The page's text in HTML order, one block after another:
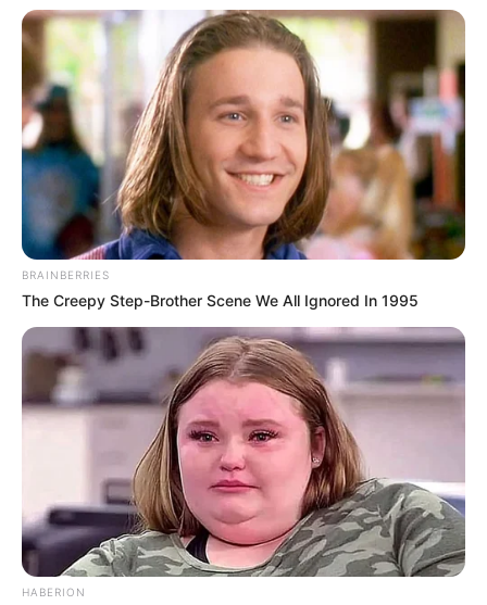
FAMILIEGEHTTANZEN Ihrhove
🌴 Einladung zur FAMILIEGEHTTANZEN –
Sommerparty-Edition ☀️ Die Disco für die ganze
Familie – mit Indoor-, Outdoor- & Schaumparty-
Bereich! Packt die Sonnenbrillen ein und schnappt
euch die Kids – am 16.08.2026 wird das Limit
Ihrhove zum Sommer-Disco-Paradies für Groß &
Klein! 🎶🌊 FAMILIEGEHTTANZEN – Sommerparty-
Special mit Schaumbereich! 👨‍👩‍👧‍👦 Eingeladen
ist die ganze Familie – von den Kleinsten bis zu den
Großen! 🎵 Es läuft bunt gemischte Musik für alle
Generationen – tanzbar, fröhlich, sommerlich! 🔊 Die
Lautstärke liegt bei 75 dB – Gehörschutz wird
empfohlen, besonders für Kinder. 🌴 Outdoor-
Bereich & Schaumpartyzone inklusive – Badeoutfits
& Handtücher nicht vergessen! 👟 Keine
Hüpfburgen, keine Animation – hier wird gemeinsam
getanzt! 📍 Ort: Limit Ihrhove 🕒 Uhrzeit: 14-17 Uhr
Stadt/Ort: Westoverledingen
Beginn: 16.08.2026 14:00 Uhr
BRAINBERRIES
The Creepy Step-Brother Scene We All Ignored In 1995
HABERION